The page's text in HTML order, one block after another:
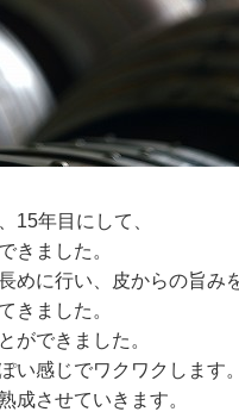
15年目にして、
きました。
めに行い、皮からの旨み
きました。
ができました。
い感じでワクワクします。
成させていきます。